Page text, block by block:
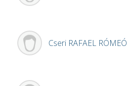
Cseri RAFAEL RÓMEÓ